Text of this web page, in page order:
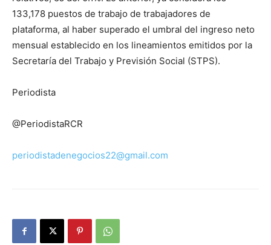
133,178 puestos de trabajo de trabajadores de
plataforma, al haber superado el umbral del ingreso neto
mensual establecido en los lineamientos emitidos por la
Secretaría del Trabajo y Previsión Social (STPS).
Periodista
@PeriodistaRCR
periodistadenegocios22@gmail.com